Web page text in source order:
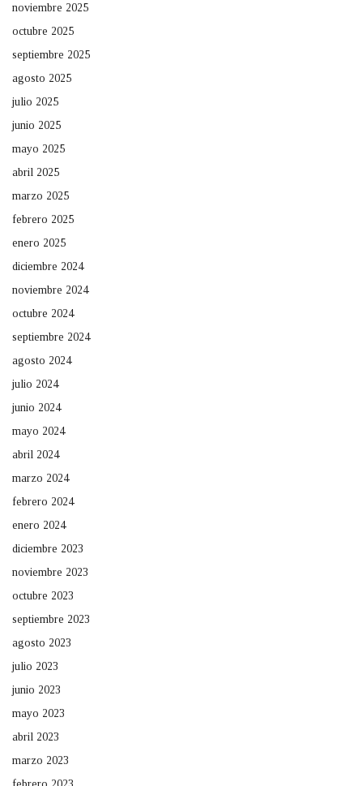
noviembre 2025
octubre 2025
septiembre 2025
agosto 2025
julio 2025
junio 2025
mayo 2025
abril 2025
marzo 2025
febrero 2025
enero 2025
diciembre 2024
noviembre 2024
octubre 2024
septiembre 2024
agosto 2024
julio 2024
junio 2024
mayo 2024
abril 2024
marzo 2024
febrero 2024
enero 2024
diciembre 2023
noviembre 2023
octubre 2023
septiembre 2023
agosto 2023
julio 2023
junio 2023
mayo 2023
abril 2023
marzo 2023